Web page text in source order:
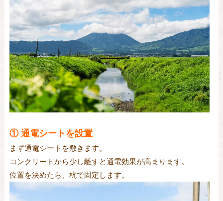
① 通電シートを設置
まず通電シートを敷きます。
コンクリートから少し離すと通電効果が高まります。
位置を決めたら、杭で固定します。